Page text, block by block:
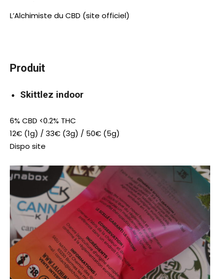
L’Alchimiste du CBD (site officiel)
Produit
Skittlez indoor
6% CBD <0.2% THC
12€ (1g) / 33€ (3g) / 50€ (5g)
Dispo site